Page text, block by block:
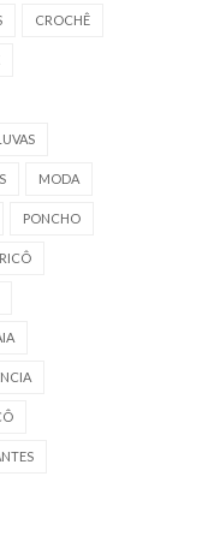
CROCHÊ
MODA
PONCHO